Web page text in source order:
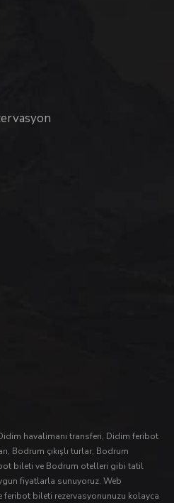
havalimanı transferi, Didim feribot
, Bodrum çıkışlı turlar, Bodrum
bileti ve Bodrum otelleri gibi tatil
fiyatlarla sunuyoruz. Web
feribot bileti rezervasyonunuzu kolayca